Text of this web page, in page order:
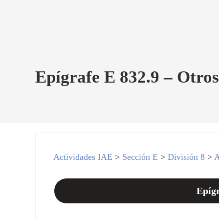
Epígrafe E 832.9 –
Actividades IAE > Sección E >División 8 >